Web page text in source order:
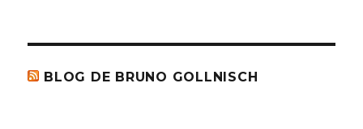
BLOG DE BRUNO GOLLNISCH